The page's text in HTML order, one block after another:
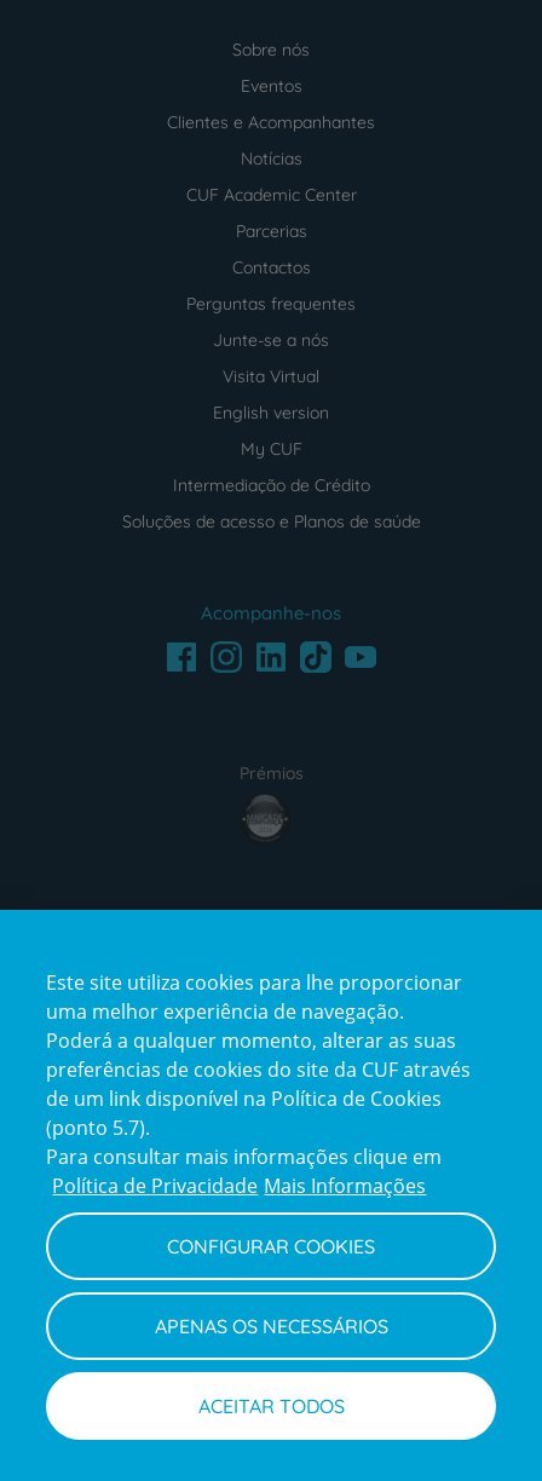
Sobre nós
Eventos
Clientes e Acompanhantes
Notícias
CUF Academic Center
Parcerias
Contactos
Perguntas frequentes
Junte-se a nós
Visita Virtual
English version
My CUF
Intermediação de Crédito
Soluções de acesso e Planos de saúde
Acompanhe-nos
FacebookInstagramLinkedInTikTokYoutube
Prémios
award4
certification2certification3
Reclamações
e
elogios
Policy
Política de Privacidade e Cookies
Termos e Condições
Declaração de Acessibilidade
Canal de Denúncias
Informações legais
Este site utiliza cookies para lhe proporcionar
uma melhor experiência de navegação.
Poderá a qualquer momento, alterar as suas
preferências de cookies do site da CUF através
de um link disponível na Política de Cookies
(ponto 5.7).
Para consultar mais informações clique em
Política de Privacidade Mais Informações
CONFIGURAR COOKIES
APENAS OS NECESSÁRIOS
ACEITAR TODOS